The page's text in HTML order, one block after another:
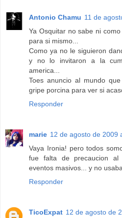
Antonio Chamu 11 de
Ya Osquitar no sabe ni
para si mismo...
Como ya no le siguieron
y no lo invitaron a la
america...
Toes anuncio al mundo
gripe porcina para ver si
Responder
marie 12 de agosto de 2009
Vaya Ironia! pero todos
fue falta de precaucion al
eventos masivos... y no
Responder
TicoExpat 12 de agosto de